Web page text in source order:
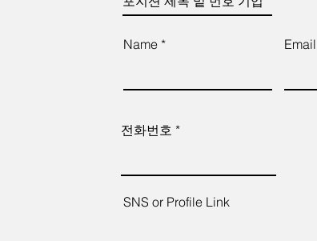
Name * Email
전화번호
SNS or Profile Link